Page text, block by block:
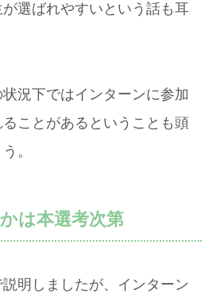
選ばれやすいという話も耳
況下ではインターンに参加
ことがあるということも頭
。
は本選考次第
明しましたが、インターン